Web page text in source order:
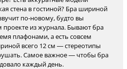
стена в гостиной? Бра шириной
по-новому, будто вы
проекте из журнала. Бывают бра
плафонами, а есть совсем
всего 12 см — стереотипы
Самое важное — чтобы бра
каждый день.